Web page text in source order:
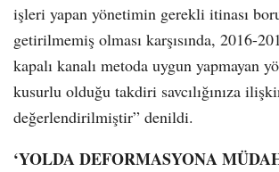
işleri yapan yönetimin gerekli itinası
getirilmemiş olması karşısında, 2016-
kapalı kanalı metoda uygun yapmayan
kusurlu olduğu takdiri savcılığınıza
değerlendirilmiştir” denildi.
‘YOLDA DEFORMASYONA